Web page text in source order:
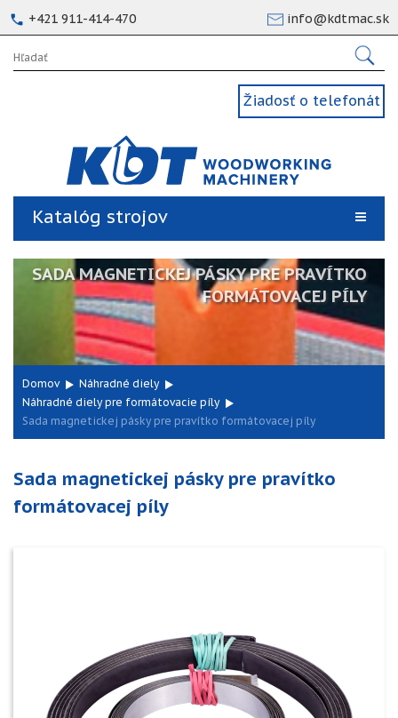
+421 911-414-470 info@kdtmac.sk
Žiadosť o telefonát
Katalóg strojov
SADA MAGNETICKEJ PÁSKY PRE PRAVÍTKO
FORMÁTOVACEJ PÍLY
Domov
Náhradné diely
Náhradné diely pre formátovacie píly
Sada magnetickej pásky pre pravítko formátovacej píly
Sada magnetickej pásky pre pravítko
formátovacej píly